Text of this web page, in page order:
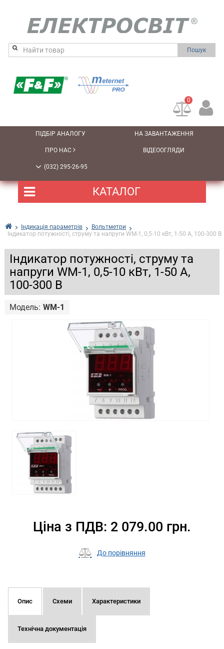
Пошук
0
КАТАЛОГ
ПІДБІР АНАЛОГУ НА ЗАВАНТАЖЕННЯ
ПРО НАС ВІДЕООГЛЯДИ
(032) 295-26-95
Індикація параметрів
Вольтметри
Індикатор потужності, струму та напруги WM-1, 0,5-10 кВт, 1-50 А, 100-300 В
Індикатор потужності, струму та
напруги WM-1, 0,5-10 кВт, 1-50 А,
100-300 В
Модель: WM-1
Ціна з ПДВ: 2 079.00 грн.
До порівняння
Опис Схеми Характеристики
Технічна документація